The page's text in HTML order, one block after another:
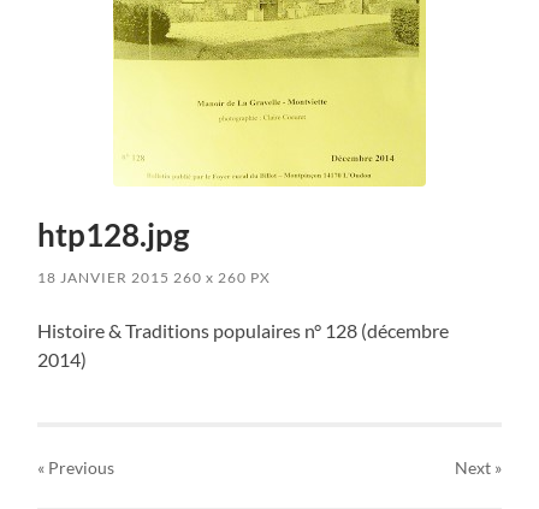
htp128.jpg
18 JANVIER 2015 260x 260 PX
Histoire & Traditions populaires n° 128 (décembre
2014)
« Previous Next»